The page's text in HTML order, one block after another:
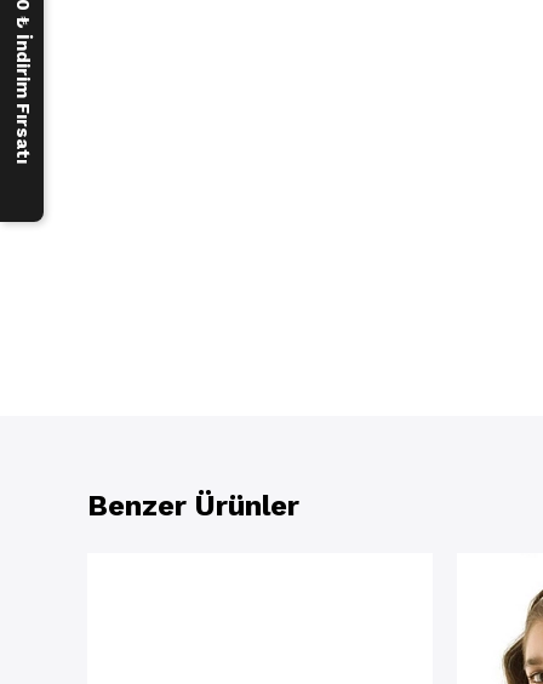
Benzer Ürünler
250 ₺ İndirim Fırsatı